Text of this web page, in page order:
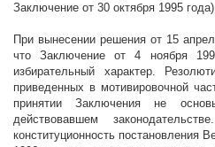
Заключение от 30 октября 1995
При вынесении решения от 15
что Заключение от 4 ноября
избирательный характер.
приведенных в мотивировочной
принятии Заключения не
действовавшем
конституционность постановления